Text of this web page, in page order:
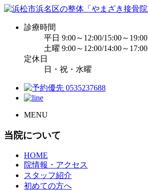
診療時間
平日 9:00～12:00/15:00～19:00
土曜 9:00～12:00/14:00～17:00
定休日
日・祝・水曜
MENU
当院について
HOME
院情報・アクセス
スタッフ紹介
初めての方へ